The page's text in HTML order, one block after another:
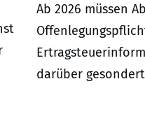
Ab 2026 müssen
darüber